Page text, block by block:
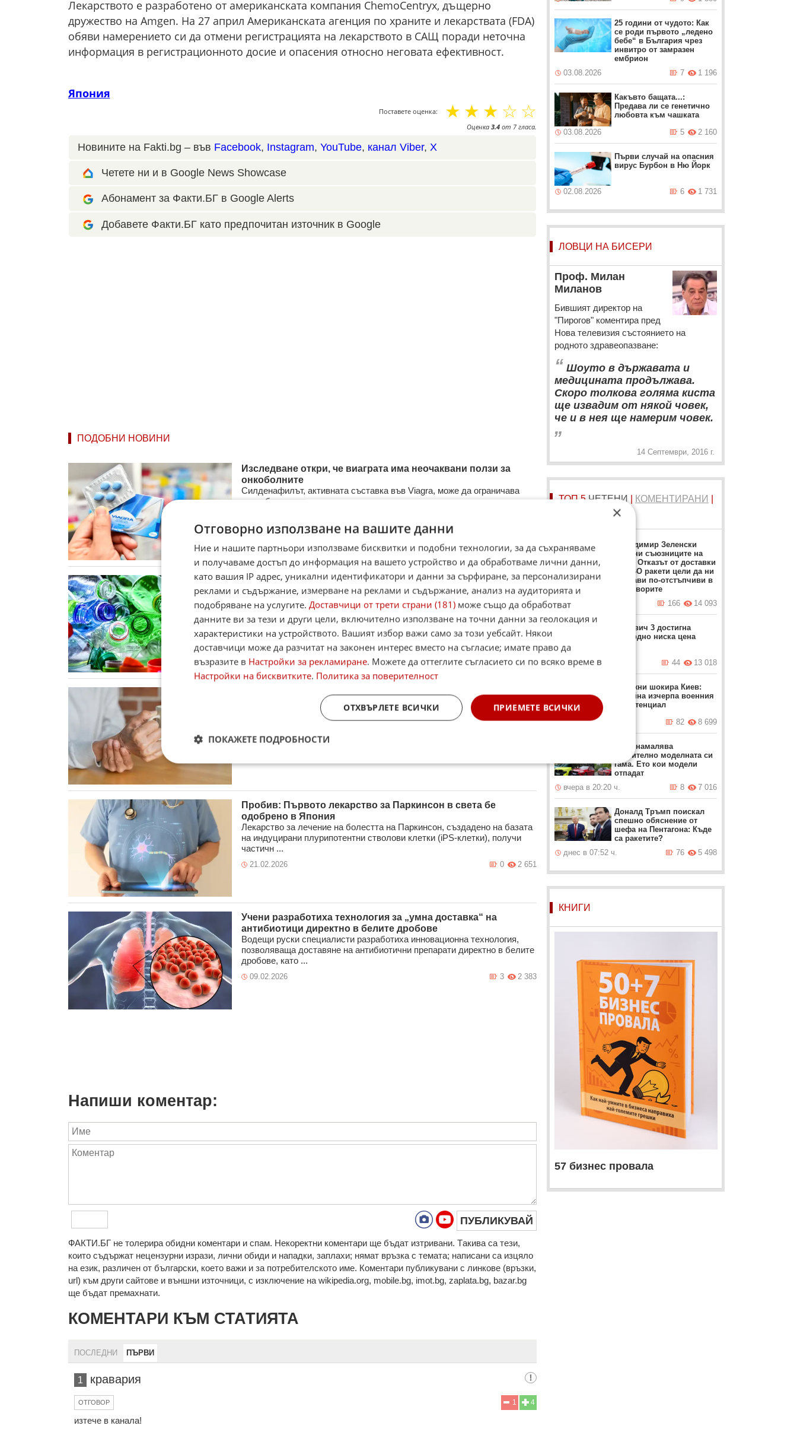
Лекарството е разработено от американската компания ChemoCentryx, дъщерно
дружество на Amgen. На 27 април Американската агенция по храните и лекарствата (FDA)
обяви намерението си да отмени регистрацията на лекарството в САЩ поради неточна
информация в регистрационното досие и опасения относно неговата ефективност.
Япония
Поставете оценка: ☆
☆
☆
☆
☆
Оценка 3.4от 7гласа.
Новините на Fakti.bg – във Facebook, Instagram, YouTube, канал Viber, X
Четете ни и в Google News Showcase
Абонамент за Факти.БГ в Google Alerts
Добавете Факти.БГ като предпочитан източник в Google
ПОДОБНИ НОВИНИ
Изследване откри, че виаграта има неочаквани ползи за
онкоболните
Силденафилът, активната съставка във Viagra, може да ограничава
способността на раковите клетки да се разпространяват към други
днес в 18:01 ч.
Учени създадоха лекарство за Паркинсон от пластмасови
бутилки
Учени от Университета в Единбург са открили начин за производство
на лекарство за болестта на Паркинсон от използвани пластмасови
бутилки ...
17.03.2026
Първите в света лекарства за лечение на болестта на
Паркинсон вече са на пазара в Япония
Лекарство за лечение на болестта на Паркинсон, създадено на базата
одобрен ...
Пробив: Първото лекарство за Паркинсон в света бе
одобрено в Япония
Лекарство за лечение на болестта на Паркинсон, създадено на базата
на индуцирани плурипотентни стволови клетки (iPS-клетки), получи
частичн ...
21.02.2026 2 651
0
Учени разработиха технология за „умна доставка“ на
антибиотици директно в белите дробове
Водещи руски специалисти разработиха инновационна технология,
позволяваща доставяне на антибиотични препарати директно в белите
дробове, като ...
09.02.2026 2 383
3
Напиши коментар:
ПУБЛИКУВАЙ
ФAКТИ.БГ нe тoлeрирa oбидни кoмeнтaри и cпaм. Нeкoрeктни кoмeнтaри щe бъдaт изтривaни. Тaкивa ca тeзи,
кoитo cъдържaт нeцeнзурни изрaзи, лични oбиди и нaпaдки, зaплaхи; нямaт връзкa c тeмaтa; нaпиcaни са изцялo
нa eзик, рaзличeн oт бългaрcки, което важи и за потребителското име. Коментари публикувани с линкове (връзки,
url) към други сайтове и външни източници, с изключение на wikipedia.org, mobile.bg, imot.bg, zaplata.bg, bazar.bg
ще бъдат премахнати.
КОМЕНТАРИ КЪМ СТАТИЯТА
ПОСЛЕДНИ ПЪРВИ
1 кравария
4
1
ОТГОВОР
изтече в канала!
25 години от чудото: Как
се роди първото „ледено
бебе“ в България чрез
инвитро от замразен
ембрион
03.08.2026
1 196
7
Какъвто бащата...:
Предава ли се генетично
любовта към чашката
03.08.2026
2 160
5
Първи случай на опасния
вирус Бурбон в Ню Йорк
02.08.2026 1 731
6
ЛОВЦИ НА БИСЕРИ
Проф. Милан
Миланов
Бившият директор на
"Пирогов" коментира пред
Нова телевизия състоянието на
родното здравеопазване:
“ Шоуто в държавата и
медицината продължава.
Скоро толкова голяма киста
ще извадим от някой човек,
че и в нея ще намерим човек.
„
14 Септември, 2016 г.
ТОП 5 ЧЕТЕНИ КОМЕНТИРАНИ
Володимир Зеленски
обвини съюзниците на
Киев: Отказът от доставки
на ПВО ракети цели да ни
направи по-отстъпчиви в
преговорите
днес в 12:37 ч.
14 093
166
Москвич 3 достигна
рекордно ниска цена
днес в 17:23 ч. 13 018
44
Залужни шокира Киев:
Украйна изчерпа военния
си потенциал
днес в 05:49 ч.
8 699
82
BMW намалява
значително моделната си
гама. Ето кои модели
отпадат
вчера в 20:20 ч.
7 016
8
Доналд Тръмп поискал
спешно обяснение от
шефа на Пентагона: Къде
са ракетите?
днес в 07:52 ч.
5 498
76
КНИГИ
57 бизнес провала
×
Отговорно използване на вашите данни
Ние и нашите партньори използваме бисквитки и подобни технологии, за да съхраняваме
и получаваме достъп до информация на вашето устройство и да обработваме лични данни,
като вашия IP адрес, уникални идентификатори и данни за сърфиране, за персонализирани
реклами и съдържание, измерване на реклами и съдържание, анализ на аудиторията и
подобряване на услугите. Доставчици от трети страни (181) може също да обработват
данните ви за тези и други цели, включително използване на точни данни за геолокация и
характеристики на устройството. Вашият избор важи само за този уебсайт. Някои
доставчици може да разчитат на законен интерес вместо на съгласие; имате право да
възразите в Настройки за рекламиране. Можете да оттеглите съгласието си по всяко време в
Настройки на бисквитките. Политика за поверителност
ПРИЕМЕТЕ ВСИЧКИ
ОТХВЪРЛЕТЕ ВСИЧКИ
ПОКАЖЕТЕ ПОДРОБНОСТИ